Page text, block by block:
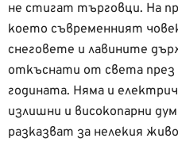
не стигат търговци. На
което съвременният
снеговете и лавините
откъснати от света през
годината. Няма и
излишни и високопарни
разказват за нелекия